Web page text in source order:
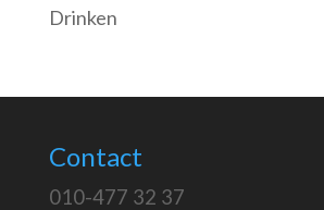
Drinken
Contact
010-477 32 37